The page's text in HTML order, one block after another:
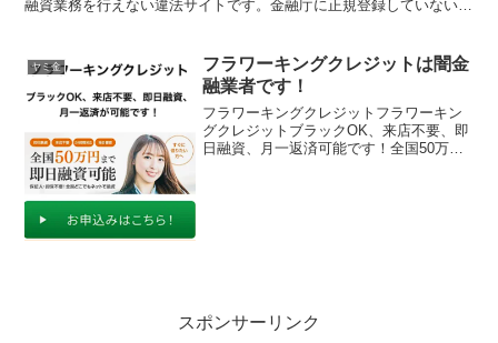
融資業務を行えない違法サイトです。金融庁に正規登録していない未
ヤミ金
フラワーキングクレジットは闇金
融業者です！
フラワーキングクレジットフラワーキン
グクレジットブラックOK、来店不要、即
日融資、月一返済可能です！全国50万円
スポンサーリンク